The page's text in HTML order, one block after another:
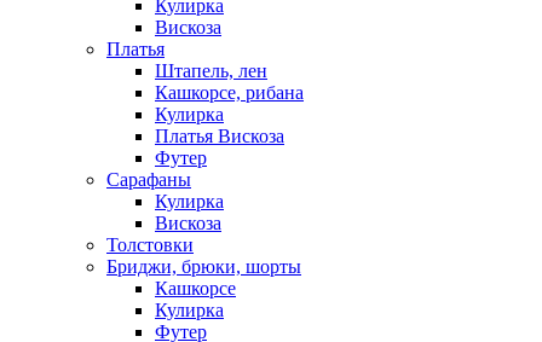
Кулирка
Вискоза
Платья
Штапель, лен
Кашкорсе, рибана
Кулирка
Платья Вискоза
Футер
Сарафаны
Кулирка
Вискоза
Толстовки
Бриджи, брюки, шорты
Кашкорсе
Кулирка
Футер